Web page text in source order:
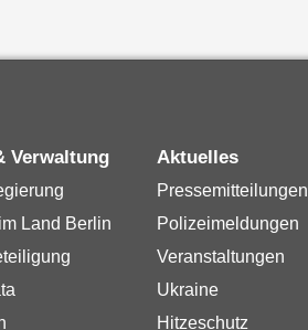
Verwaltung
Land Berlin
Aktuelles
Pressemitteilungen
Polizeimeldungen
Veranstaltungen
Ukraine
Hitzeschutz